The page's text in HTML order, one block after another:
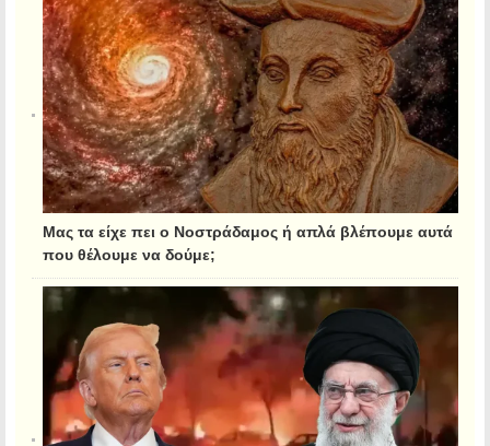
Μας τα είχε πει ο Νοστράδαμος ή απλά βλέπουμε αυτά
που θέλουμε να δούμε;